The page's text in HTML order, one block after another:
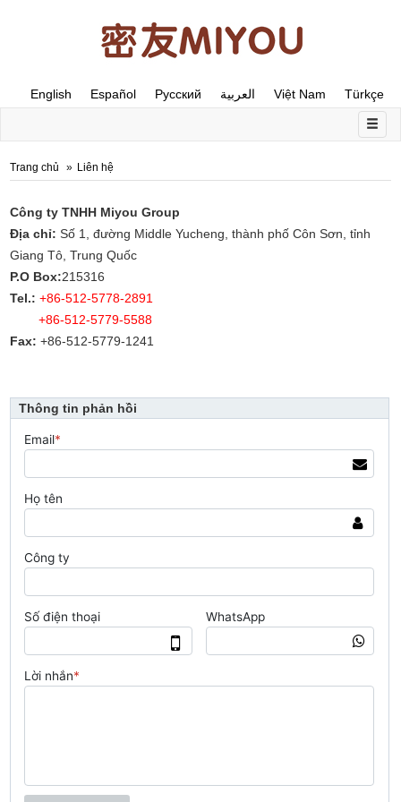
English Español Русский العربية Việt Nam Türkçe
Trang chủ Liên hệ
Công ty TNHH Miyou Group
Địa chỉ:Số 1, đường Middle Yucheng, thành phố Côn Sơn, tỉnh
Giang Tô, Trung Quốc
P.O Box:215316
Tel.: +86-512-5778-2891
+86-512-5779-5588
Fax: +86-512-5779-1241
Thông tin phản hồi